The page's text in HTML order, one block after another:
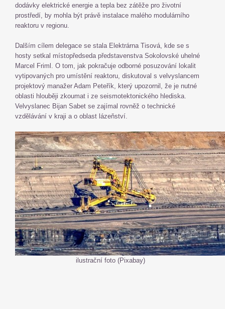
dodávky elektrické energie a tepla bez zátěže pro životní
prostředí, by mohla být právě instalace malého modulárního
reaktoru v regionu.
Dalším cílem delegace se stala Elektrárna Tisová, kde se s
hosty setkal místopředseda představenstva Sokolovské uhelné
Marcel Friml. O tom, jak pokračuje odborné posuzování lokalit
vytipovaných pro umístění reaktoru, diskutoval s velvyslancem
projektový manažer Adam Peteřík, který upozornil, že je nutné
oblasti hlouběji zkoumat i ze seismotektonického hlediska.
Velvyslanec Bijan Sabet se zajímal rovněž o technické
vzdělávání v kraji a o oblast lázeňství.
ilustrační foto (Pixabay)